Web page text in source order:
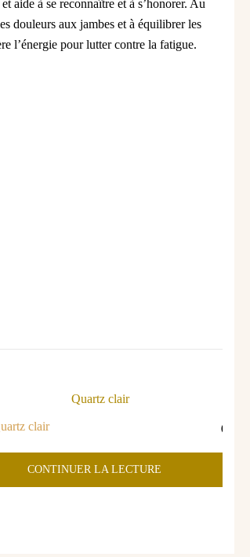
aide à se reconnaître et à s’honorer. Au
douleurs aux jambes et à équilibrer les
l’énergie pour lutter contre la fatigue.
clair
CONTINUER LA LECTURE